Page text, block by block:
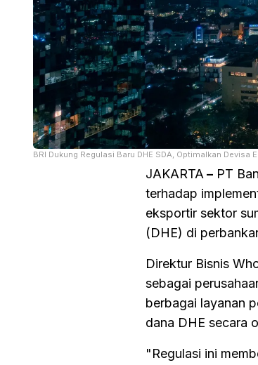
BRI Dukung Regulasi Baru DHE SDA, Optimalkan
JAKARTA–PT
terhadap
eksportir sektor
(DHE) di
Direktur Bisnis
sebagai
berbagai layanan
dana DHE secara
"Regulasi ini